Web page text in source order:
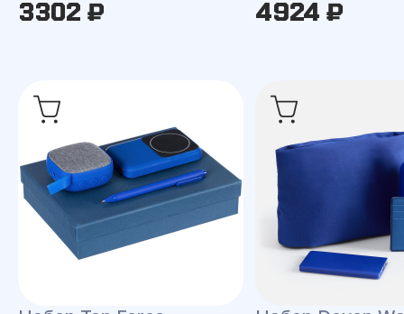
3302 ₽ 4924 ₽